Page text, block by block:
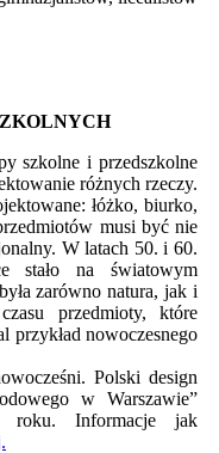
szkolne i przedszkolne
różnych rzeczy.
łóżko, biurko,
musi być nie
W latach 50. i 60.
stało na światowym
zarówno natura, jak i
przedmioty, które
przykład nowoczesnego
Polski design
w Warszawie”
roku. Informacje jak